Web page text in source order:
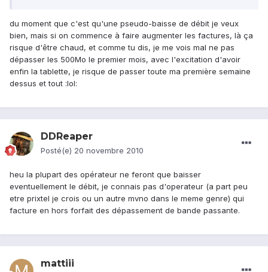
du moment que c'est qu'une pseudo-baisse de débit je veux
bien, mais si on commence à faire augmenter les factures, là ça
risque d'être chaud, et comme tu dis, je me vois mal ne pas
dépasser les 500Mo le premier mois, avec l'excitation d'avoir
enfin la tablette, je risque de passer toute ma première semaine
dessus et tout :lol:
DDReaper
Posté(e) 20 novembre 2010
heu la plupart des opérateur ne feront que baisser
eventuellement le débit, je connais pas d'operateur (a part peu
etre prixtel je crois ou un autre mvno dans le meme genre) qui
facture en hors forfait des dépassement de bande passante.
mattiii